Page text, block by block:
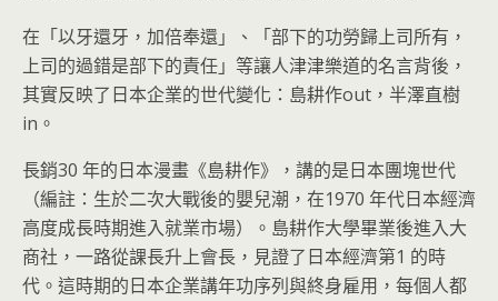
在「以牙還牙，加倍奉還」、「部下的功勞歸上司所有，
上司的過錯是部下的責任」等讓人津津樂道的名言背後，
其實反映了日本企業的世代變化：島耕作out，半澤直樹
in。
長銷30 年的日本漫畫《島耕作》，講的是日本團塊世代
（編註：生於二次大戰後的嬰兒潮，在1970 年代日本經濟
高度成長時期進入就業市場）。島耕作大學畢業後進入大
商社，一路從課長升上會長，見證了日本經濟第1 的時
代。這時期的日本企業講年功序列與終身雇用，每個人都